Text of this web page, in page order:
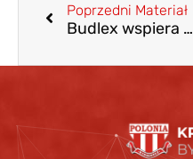
Poprzedni Materiał
Budlex wspiera Skrzaty